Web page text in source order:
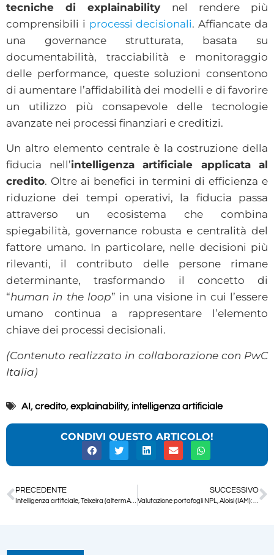
tecniche di explainability nel rendere più
comprensibili i processi decisionali. Affiancate da
una governance strutturata, basata su
documentabilità, tracciabilità e monitoraggio
delle performance, queste soluzioni consentono
di aumentare l’affidabilità dei modelli e di favorire
un utilizzo più consapevole delle tecnologie
avanzate nei processi finanziari e creditizi.
Un altro elemento centrale è la costruzione della
fiducia nell’intelligenza artificiale applicata al
credito. Oltre ai benefici in termini di efficienza e
riduzione dei tempi operativi, la fiducia passa
attraverso un ecosistema che combina
spiegabilità, governance robusta e centralità del
fattore umano. In particolare, nelle decisioni più
rilevanti, il contributo delle persone rimane
determinante, trasformando il concetto di
“human in the loop” in una visione in cui l’essere
umano continua a rappresentare l’elemento
chiave dei processi decisionali.
(Contenuto realizzato in collaborazione con PwC
Italia)
AI,credito,explainability, intelligenza artificiale
CONDIVI QUESTO ARTICOLO!
PRECEDENTE SUCCESSIVO